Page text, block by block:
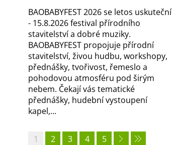
BAOBABYFEST 2026 se letos uskuteční
- 15.8.2026 festival přírodního
stavitelství a dobré muziky.
BAOBABYFEST propojuje přírodní
stavitelství, živou hudbu, workshopy,
přednášky, tvořivost, řemeslo a
pohodovou atmosféru pod širým
nebem. Čekají vás tematické
přednášky, hudební vystoupení
kapel,...
1 2 3 4 5